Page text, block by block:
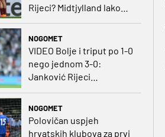
Rijeci? Midtjylland lako
NOGOMET
VIDEO Bolje i triput po 1-0
nego jednom 3-0:
Janković Rijeci
protivnika
NOGOMET
Polovičan uspjeh
hrvatskih klubova za prvi